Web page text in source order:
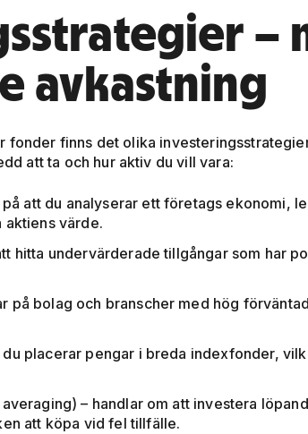
–
avkastning
fonder finns det olika
att ta och hur aktiv du vill vara:
att du analyserar ett företags ekonomi,
värde.
hitta undervärderade tillgångar som har
på bolag och branscher med hög
du placerar pengar i breda indexfonder,
– handlar om att investera
att köpa vid fel tillfälle.